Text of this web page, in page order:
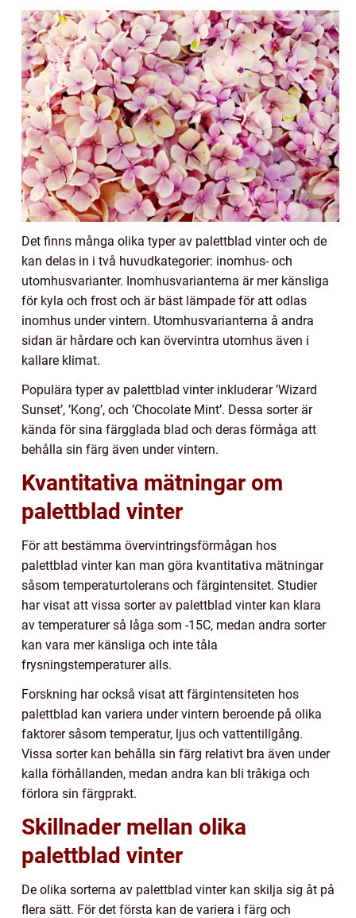
Det finns många olika typer av palettblad vinter och de
kan delas in i två huvudkategorier: inomhus- och
utomhusvarianter. Inomhusvarianterna är mer känsliga
för kyla och frost och är bäst lämpade för att odlas
inomhus under vintern. Utomhusvarianterna å andra
sidan är hårdare och kan övervintra utomhus även i
kallare klimat.
Populära typer av palettblad vinter inkluderar ’Wizard
Sunset’, ’Kong’, och ’Chocolate Mint’. Dessa sorter är
kända för sina färgglada blad och deras förmåga att
behålla sin färg även under vintern.
Kvantitativa mätningar om
palettblad vinter
För att bestämma övervintringsförmågan hos
palettblad vinter kan man göra kvantitativa mätningar
såsom temperaturtolerans och färgintensitet. Studier
har visat att vissa sorter av palettblad vinter kan klara
av temperaturer så låga som -15C, medan andra sorter
kan vara mer känsliga och inte tåla
frysningstemperaturer alls.
Forskning har också visat att färgintensiteten hos
palettblad kan variera under vintern beroende på olika
faktorer såsom temperatur, ljus och vattentillgång.
Vissa sorter kan behålla sin färg relativt bra även under
kalla förhållanden, medan andra kan bli tråkiga och
förlora sin färgprakt.
Skillnader mellan olika
palettblad vinter
De olika sorterna av palettblad vinter kan skilja sig åt på
flera sätt. För det första kan de variera i färg och